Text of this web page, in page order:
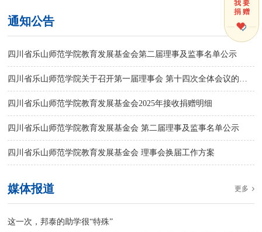
通知公告 更多
四川省乐山师范学院教育发展基金会第二届理事及监事名单公示
四川省乐山师范学院教育发展基金会2025年接收捐赠明细
四川省乐山师范学院教育发展基金会 第二届理事及监事名单公示
四川省乐山师范学院教育发展基金会 理事会换届工作方案
媒体报道 更多
这一次，邦泰的助学很“特殊”
我 要
捐 赠